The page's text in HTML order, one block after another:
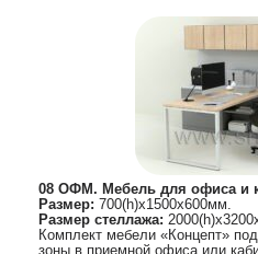
08 ОФМ. Мебель для офиса и
Размер: 700(h)х1500х600мм.
Размер стеллажа:
Комплект мебели «Концепт»
зоны в приемной офиса или